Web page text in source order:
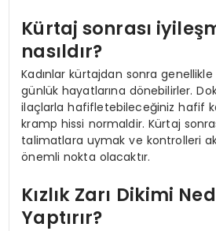
Kürtaj sonrası
nasıldır?
Kadınlar kürtajdan sonra
günlük hayatlarına dönebilirler.
ilaçlarla hafifletebileceğiniz hafif
kramp hissi normaldir. Kürtaj
talimatlara uymak ve kontrolleri
önemli nokta olacaktır.
Kızlık Zarı Dikimi
Yaptırır?